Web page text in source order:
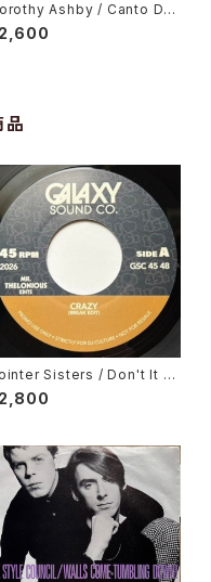
Ashby / Canto De
Cause I Need It
品
Sisters / Don't It Dr
You Crazy, Gene Chand
/ In My Body's House